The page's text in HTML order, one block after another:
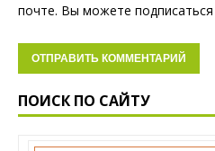
почте. Вы можете подписаться
ПОИСК ПО САЙТУ